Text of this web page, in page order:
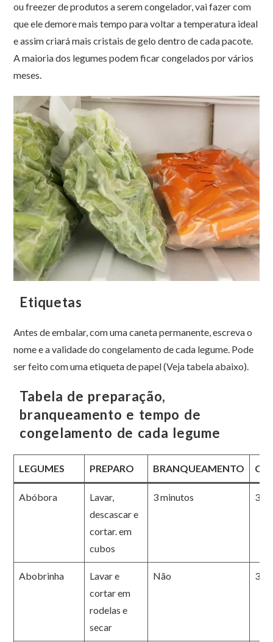
ou freezer de produtos a serem congelador, vai fazer com
que ele demore mais tempo para voltar a temperatura ideal
e assim criará mais cristais de gelo dentro de cada pacote.
A maioria dos legumes podem ficar congelados por vários
meses.
Etiquetas
Antes de embalar, com uma caneta permanente, escreva o
nome e a validade do congelamento de cada legume. Pode
ser feito com uma etiqueta de papel (Veja tabela abaixo).
Tabela de preparação,
branqueamento e tempo de
congelamento de cada legume
LEGUMES PREPARO BRANQUEAMENTO
Abóbora
Lavar,
descascar e
cortar. em
cubos
3 minutos 3
Abobrinha
Lavar e
cortar em
rodelas e
secar
Não 3